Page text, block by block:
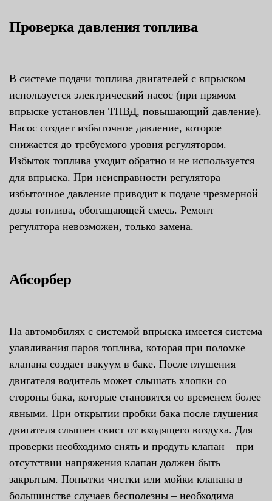
Проверка давления топлива
В системе подачи топлива двигателей с впрыском
используется электрический насос (при прямом
впрыске установлен ТНВД, повышающий давление).
Насос создает избыточное давление, которое
снижается до требуемого уровня регулятором.
Избыток топлива уходит обратно и не используется
для впрыска. При неисправности регулятора
избыточное давление приводит к подаче чрезмерной
дозы топлива, обогащающей смесь. Ремонт
регулятора невозможен, только замена.
Абсорбер
На автомобилях с системой впрыска имеется система
улавливания паров топлива, которая при поломке
клапана создает вакуум в баке. После глушения
двигателя водитель может слышать хлопки со
стороны бака, которые становятся со временем более
явными. При открытии пробки бака после глушения
двигателя слышен свист от входящего воздуха. Для
проверки необходимо снять и продуть клапан – при
отсутствии напряжения клапан должен быть
закрытым. Попытки чистки или мойки клапана в
большинстве случаев бесполезны – необходима